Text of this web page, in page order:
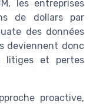
les entreprises
de dollars par
des données
deviennent donc
litiges et pertes
proactive,